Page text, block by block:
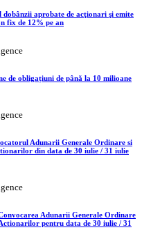
aprobate de acţionari şi emite
fix de 12% pe an
de obligațiuni de până la 10 milioane
Adunarii Generale Ordinare si
din data de 30 iulie / 31 iulie
Adunarii Generale Ordinare
pentru data de 30 iulie / 31